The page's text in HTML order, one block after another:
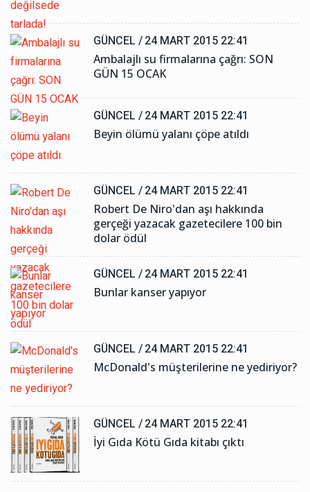
GÜNCEL /24 MART 2015 22:41
Ambalajlı su firmalarına çağrı: SON
GÜN 15 OCAK
GÜNCEL /24 MART 2015 22:41
Beyin ölümü yalanı çöpe atıldı
GÜNCEL /24 MART 2015 22:41
Robert De Niro'dan aşı hakkında
gerçeği yazacak gazetecilere 100 bin
dolar ödül
GÜNCEL /24 MART 2015 22:41
Bunlar kanser yapıyor
GÜNCEL /24 MART 2015 22:41
McDonald's müşterilerine ne yediriyor?
GÜNCEL /24 MART 2015 22:41
İyi Gıda Kötü Gıda kitabı çıktı